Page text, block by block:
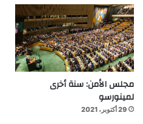
مجلس الأمن: سنة أخرى
لمينورسو
29 أكتوبر، 2021